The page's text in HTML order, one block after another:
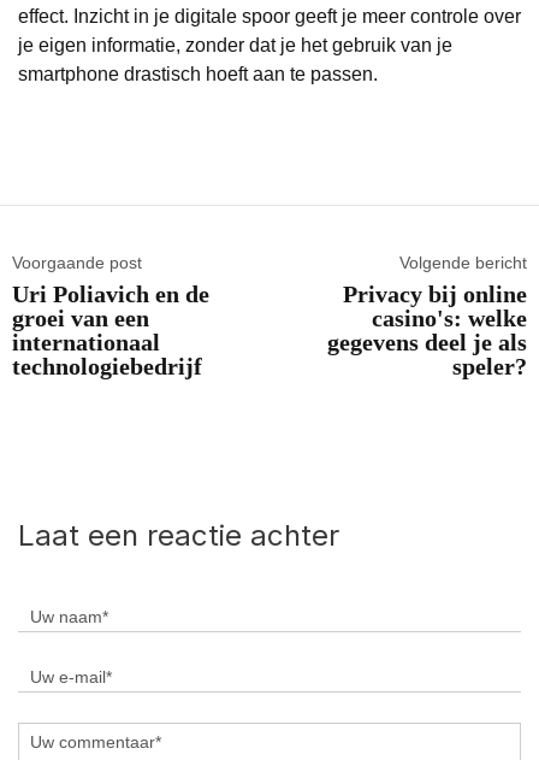
effect. Inzicht in je digitale spoor geeft je meer controle over
je eigen informatie, zonder dat je het gebruik van je
smartphone drastisch hoeft aan te passen.
Voorgaande post
Uri Poliavich en de
groei van een
internationaal
technologiebedrijf
Volgende bericht
Privacy bij online
casino's: welke
gegevens deel je als
speler?
Laat een reactie achter